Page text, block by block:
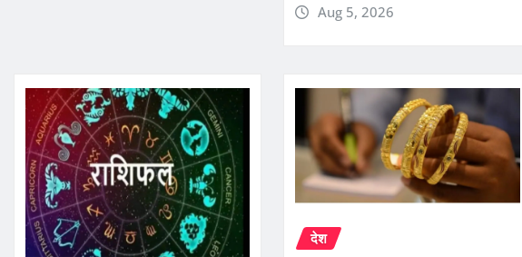
Aug 5, 2026
देश